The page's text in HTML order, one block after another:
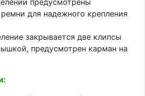
для надежного крепления
закрывается две клипсы
предусмотрен карман на